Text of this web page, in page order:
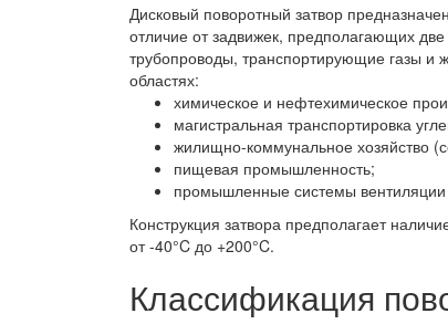
Дисковый поворотный затвор
отличие от задвижек, предполагающих
трубопроводы, транспортирующие газы и
областях:
химическое и нефтехимическое
магистральная транспортировка
жилищно-коммунальное хозяйство
пищевая промышленность;
промышленные системы
Конструкция затвора предполагает
от -40°C до +200°C.
Классификация